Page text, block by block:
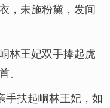
，未施粉黛，发间
林王妃双手捧起虎
手扶起峒林王妃，如